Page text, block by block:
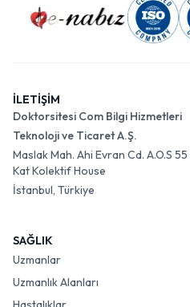
İLETİŞİM
Doktorsitesi Com Bilgi Hizmetleri
Teknoloji ve Ticaret A.Ş.
Maslak Mah. Ahi Evran Cd. A.O.S
Kat Kolektif House
İstanbul, Türkiye
SAĞLIK
Uzmanlar
Uzmanlık Alanları